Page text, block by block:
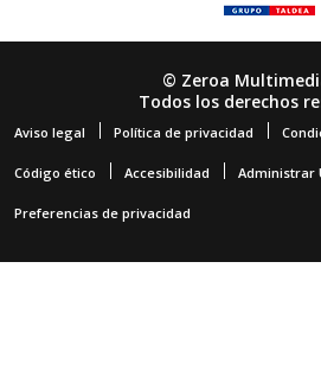
© Zeroa
Todos los derechos
Aviso legal Política de privacidad
Código ético Accesibilidad Administrar
Preferencias de privacidad